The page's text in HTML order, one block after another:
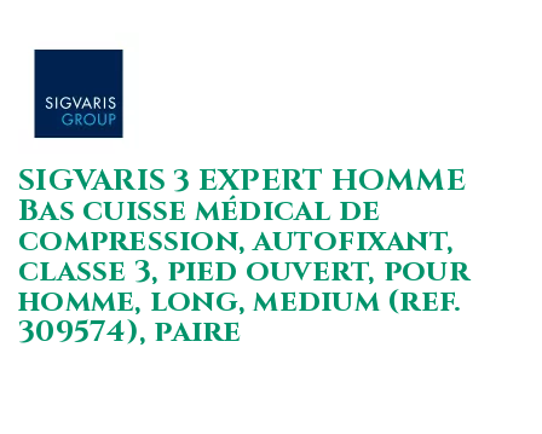
SIGVARIS 3 EXPERT HOMME
Bas cuisse médical de
compression, autofixant,
classe 3, pied ouvert, pour
homme, long, medium (ref.
309574), paire